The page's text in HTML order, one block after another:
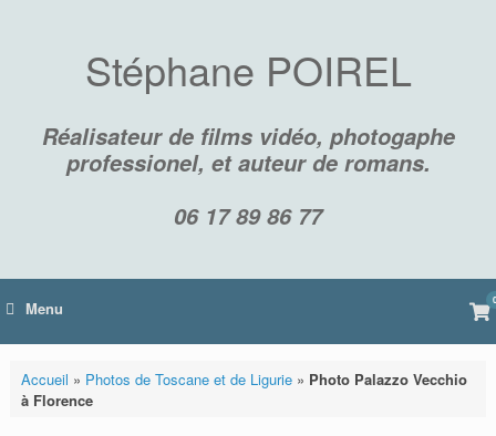
Stéphane POIREL
Réalisateur de films vidéo, photogaphe
professionel, et auteur de romans.
06 17 89 86 77
Menu 0
Accueil » Photos de Toscane et de Ligurie» Photo Palazzo Vecchio
à Florence